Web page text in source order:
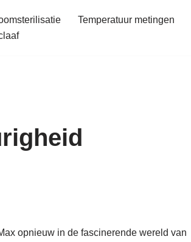
Temperatuur metingen
opnieuw in de fascinerende wereld van